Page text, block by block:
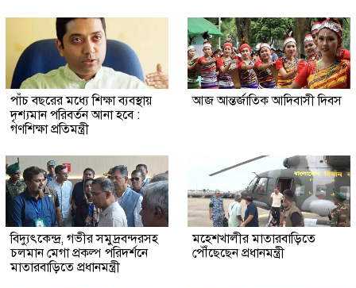
পাঁচ বছরের মধ্যে শিক্ষা ব্যবস্থায়
দৃশ্যমান পরিবর্তন আনা হবে :
গণশিক্ষা প্রতিমন্ত্রী
আজ আন্তর্জাতিক আদিবাসী দিবস
বিদ্যুৎকেন্দ্র, গভীর সমুদ্রবন্দরসহ
চলমান মেগা প্রকল্প পরিদর্শনে
মাতারবাড়িতে প্রধানমন্ত্রী
মহেশখালীর মাতারবাড়িতে
পৌঁছেছেন প্রধানমন্ত্রী